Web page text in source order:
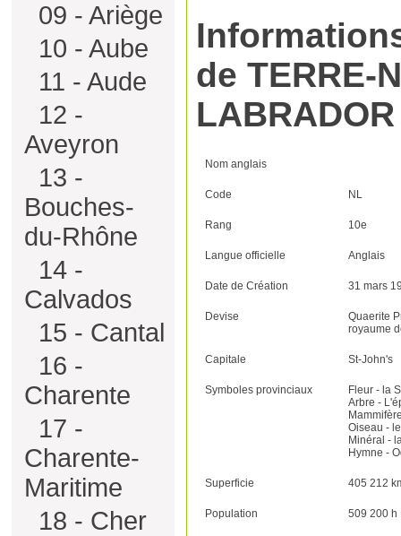
09 - Ariège
10 - Aube
11 - Aude
12 -
Aveyron
13 -
Bouches-
du-Rhône
14 -
Calvados
15 - Cantal
16 -
Charente
17 -
Charente-
Maritime
18 - Cher
de TERRE-
LABRADOR
Nom anglais
Code NL
Rang 10e
Langue officielle Anglais
Date de Création 31 mars
Devise
Quaerite
royaume
Capitale St-John's
Symboles provinciaux
Fleur - la
Arbre -
Oiseau -
Minéral -
Hymne -
Superficie 405 212
Population 509 200 h